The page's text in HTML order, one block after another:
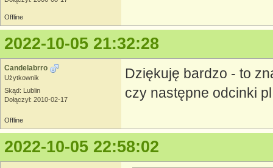
Offline
2022-10-05 21:32:28
Candelabrro
Użytkownik
Skąd: Lublin
Dołączył: 2010-02-17
Dziękuję bardzo - to
czy następne odcinki
Offline
2022-10-05 22:58:02